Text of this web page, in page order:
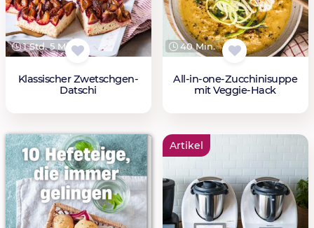
1 Std. 5 Min.
Klassischer Zwetschgen-
Datschi
40 Min.
All-in-one-Zucchinisuppe
mit Veggie-Hack
Artikel